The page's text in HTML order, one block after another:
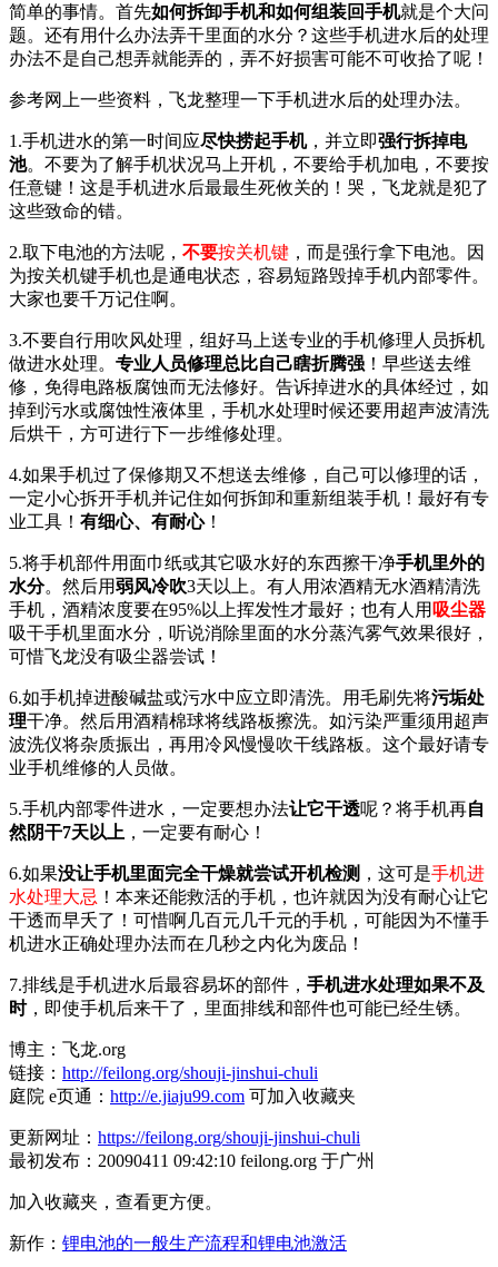
简单的事情。首先如何拆卸手机和如何组装回手机就是个大问
题。还有用什么办法弄干里面的水分？这些手机进水后的处理
办法不是自己想弄就能弄的，弄不好损害可能不可收拾了呢！
参考网上一些资料，飞龙整理一下手机进水后的处理办法。
1.手机进水的第一时间应尽快捞起手机，并立即强行拆掉电
池。不要为了解手机状况马上开机，不要给手机加电，不要按
任意键！这是手机进水后最最生死攸关的！哭，飞龙就是犯了
这些致命的错。
2.取下电池的方法呢， 不要按关机键 ，而是强行拿下电池。因
为按关机键手机也是通电状态，容易短路毁掉手机内部零件。
大家也要千万记住啊。
3.不要自行用吹风处理，组好马上送专业的手机修理人员拆机
做进水处理。 专业人员修理总比自己瞎折腾强 ！早些送去维
修，免得电路板腐蚀而无法修好。告诉掉进水的具体经过，如
掉到污水或腐蚀性液体里，手机水处理时候还要用超声波清洗
后烘干，方可进行下一步维修处理。
4.如果手机过了保修期又不想送去维修，自己可以修理的话，
一定小心拆开手机并记住如何拆卸和重新组装手机！最好有专
业工具！ 有细心、有耐心！
5.将手机部件用面巾纸或其它吸水好的东西擦干净手机里外的
水分。然后用弱风冷吹3天以上。有人用浓酒精无水酒精清洗
手机，酒精浓度要在95%以上挥发性才最好；也有人用 吸尘器
吸干手机里面水分，听说消除里面的水分蒸汽雾气效果很好，
可惜飞龙没有吸尘器尝试！
6.如手机掉进酸碱盐或污水中应立即清洗。用毛刷先将污垢处
理干净。然后用酒精棉球将线路板擦洗。如污染严重须用超声
波洗仪将杂质振出，再用冷风慢慢吹干线路板。这个最好请专
业手机维修的人员做。
5.手机内部零件进水，一定要想办法让它干透呢？将手机再自
然阴干7天以上 ，一定要有耐心！
6.如果没让手机里面完全干燥就尝试开机检测 ，这可是手机进
水处理大忌 ！本来还能救活的手机，也许就因为没有耐心让它
干透而早夭了！可惜啊几百元几千元的手机，可能因为不懂手
机进水正确处理办法而在几秒之内化为废品！
7.排线是手机进水后最容易坏的部件， 手机进水处理如果不及
时，即使手机后来干了，里面排线和部件也可能已经生锈。
博主：飞龙.org
链接： http://feilong.org/shouji-jinshui-chuli
庭院 e页通： http://e.jiaju99.com 可加入收藏夹
更新网址： https://feilong.org/shouji-jinshui-chuli
最初发布：20090411 09:42:10 feilong.org 于广州
加入收藏夹，查看更方便。
新作： 锂电池的一般生产流程和锂电池激活